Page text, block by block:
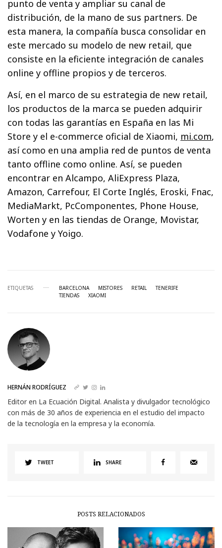
punto de venta y ampliar su canal de
distribución, de la mano de sus partners. De
esta manera, la compañía busca consolidar en
este mercado su modelo de new retail, que
consiste en la eficiente integración de canales
online y offline propios y de terceros.
Así, en el marco de su estrategia de new retail,
los productos de la marca se pueden adquirir
con todas las garantías en España en las Mi
Store y el e-commerce oficial de Xiaomi, mi.com,
así como en una amplia red de puntos de venta
tanto offline como online. Así, se pueden
encontrar en Alcampo, AliExpress Plaza,
Amazon, Carrefour, El Corte Inglés, Eroski, Fnac,
MediaMarkt, PcComponentes, Phone House,
Worten y en las tiendas de Orange, Movistar,
Vodafone y Yoigo.
ETIQUETAS BARCELONA MISTORES RETAIL
TENERIFE
TIENDAS
XIAOMI
HERNÁN RODRÍGUEZ
Editor en La Ecuación Digital. Analista y divulgador tecnológico
con más de 30 años de experiencia en el estudio del impacto
de la tecnología en la empresa y la economía.
TWEET SHARE
POSTS RELACIONADOS